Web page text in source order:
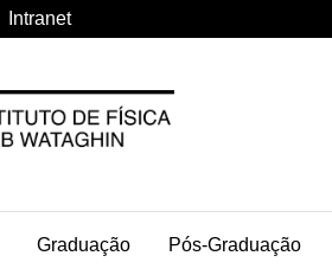
Intranet
Graduação Pós-Graduação